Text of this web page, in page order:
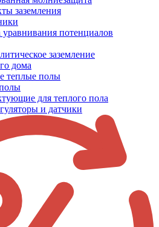
заземления
потенциалов
заземление
дома
теплые полы
для теплого пола
и датчики